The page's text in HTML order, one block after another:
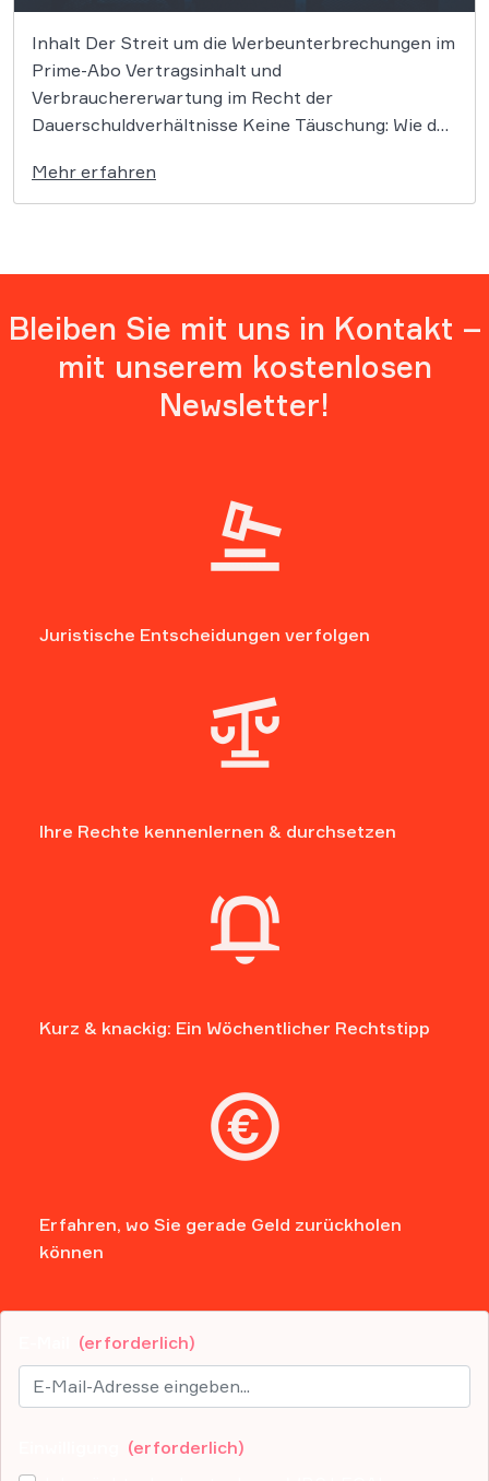
Inhalt Der Streit um die Werbeunterbrechungen im
Prime-Abo Vertragsinhalt und
Verbrauchererwartung im Recht der
Dauerschuldverhältnisse Keine Täuschung: Wie das
Widersprüchliche Signale aus der Justiz: LG
München I entschied anders Mit einer riesigen
Mehr erfahren
Bleiben Sie mit uns in Kontakt –
mit unserem kostenlosen
Newsletter!
Juristische Entscheidungen verfolgen
Ihre Rechte kennenlernen & durchsetzen
Kurz & knackig: Ein Wöchentlicher Rechtstipp
Erfahren, wo Sie gerade Geld zurückholen
können
(erforderlich)
(erforderlich)